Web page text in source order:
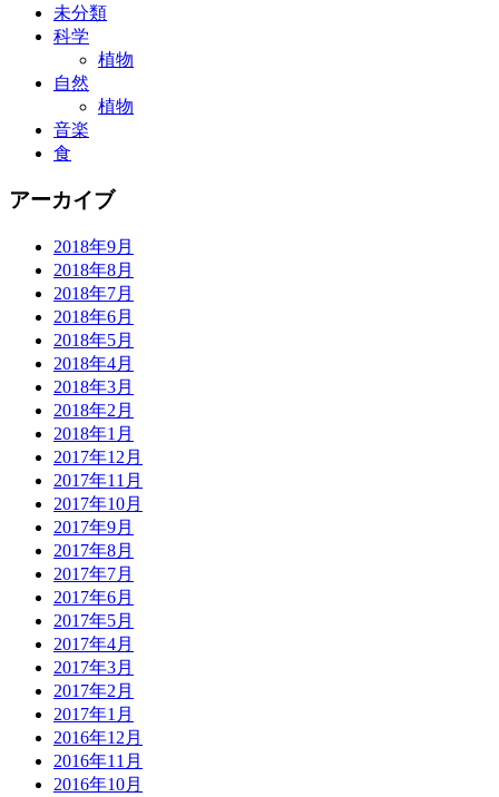
未分類
科学
植物
自然
植物
音楽
食
アーカイブ
2018年9月
2018年8月
2018年7月
2018年6月
2018年5月
2018年4月
2018年3月
2018年2月
2018年1月
2017年12月
2017年11月
2017年10月
2017年9月
2017年8月
2017年7月
2017年6月
2017年5月
2017年4月
2017年3月
2017年2月
2017年1月
2016年12月
2016年11月
2016年10月